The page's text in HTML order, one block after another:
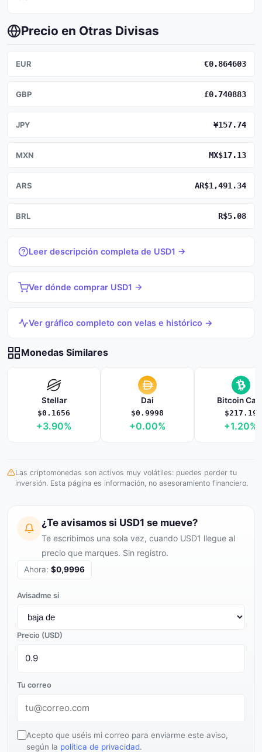
Precio en Otras Divisas
EUR €0.864603
GBP £0.740883
JPY ¥157.74
MXN MX$17.13
ARS AR$1,491.34
BRL R$5.08
Leer descripción completa de USD1 →
Ver dónde comprar USD1 →
Ver gráfico completo con velas e histórico →
Monedas Similares
Stellar
$0.1656
+3.90%
Dai
$0.9998
+0.00%
Bitcoin
$217.19
+1.20%
Las criptomonedas son activos muy volátiles: puedes perder tu
inversión. Esta página es información, no asesoramiento financiero.
¿Te avisamos si USD1 se mueve?
Te escribimos una sola vez, cuando USD1 llegue al
precio que marques. Sin registro.
Ahora: $0,9996
Avisadme si
Precio (USD)
Tu correo
Acepto que uséis mi correo para enviarme este aviso,
según la política de privacidad.